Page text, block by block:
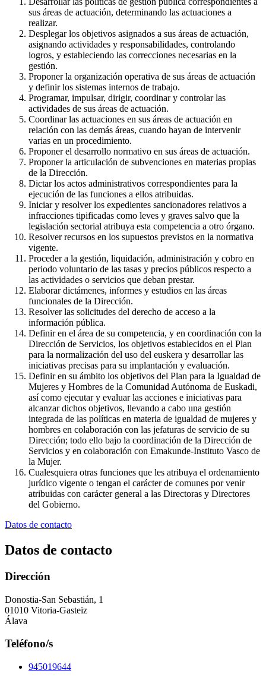
sus áreas de actuación, determinando las actuaciones a
realizar.
Desplegar los objetivos asignados a sus áreas de actuación,
asignando actividades y responsabilidades, controlando
logros, y estableciendo las correcciones necesarias en la
gestión.
Proponer la organización operativa de sus áreas de actuación
y definir los sistemas internos de trabajo.
Programar, impulsar, dirigir, coordinar y controlar las
actividades de sus áreas de actuación.
Coordinar las actuaciones en sus áreas de actuación en
relación con las demás áreas, cuando hayan de intervenir
varias en un procedimiento.
Proponer el desarrollo normativo en sus áreas de actuación.
Proponer la articulación de subvenciones en materias propias
de la Dirección.
Dictar los actos administrativos correspondientes para la
ejecución de las funciones a ellos atribuidas.
Iniciar y resolver los expedientes sancionadores relativos a
infracciones tipificadas como leves y graves salvo que la
legislación sectorial atribuya esta competencia a otro órgano.
Resolver recursos en los supuestos previstos en la normativa
vigente.
Proceder a la gestión, liquidación, administración y cobro en
periodo voluntario de las tasas y precios públicos respecto a
las actividades o servicios que deban prestar.
Elaborar dictámenes, informes y estudios en las áreas
funcionales de la Dirección.
Resolver las solicitudes del derecho de acceso a la
información pública.
Definir en el área de su competencia, y en coordinación con la
Dirección de Servicios, los objetivos establecidos en el Plan
para la normalización del uso del euskera y desarrollar las
iniciativas precisas para su implantación y evaluación.
Definir en su ámbito los objetivos del Plan para la Igualdad de
Mujeres y Hombres de la Comunidad Autónoma de Euskadi,
así como ejecutar y evaluar las acciones e iniciativas para
alcanzar dichos objetivos, llevando a cabo una gestión
integrada de las políticas en materia de igualdad de mujeres y
hombres en colaboración con las jefaturas de servicio de su
Dirección; todo ello bajo la coordinación de la Dirección de
Servicios y en colaboración con Emakunde-Instituto Vasco de
la Mujer.
Cualesquiera otras funciones que les atribuya el ordenamiento
jurídico vigente o tengan el carácter de comunes por venir
atribuidas con carácter general a las Directoras y Directores
del Gobierno.
Datos de contacto
Datos de contacto
Dirección
Donostia-San Sebastián, 1
01010 Vitoria-Gasteiz
Álava
Teléfono/s
945019644